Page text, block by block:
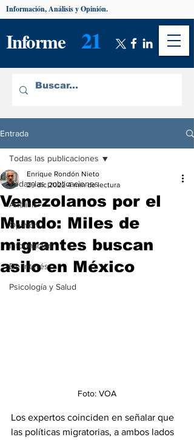
Informe 21
Información, Análisis y Opinión.
Entrada
Todas las publicaciones
Análisis
Opinión
Información
De interés
Psicología y Salud
Todas las publicaciones
Venezolanos por el
Mundo: Miles de
migrantes buscan
asilo en México
Enrique Rondón Nieto
29 dic 2022 4 min de lectura
Foto: VOA
Los expertos coinciden en señalar que
las políticas migratorias, a ambos lados